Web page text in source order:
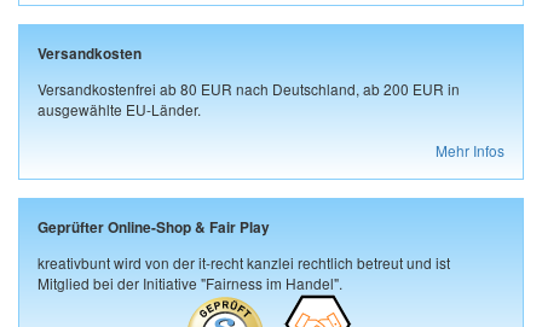
Versandkosten
Versandkostenfrei ab 80 EUR nach Deutschland, ab 200 EUR in
ausgewählte EU-Länder.
Mehr Infos
Geprüfter Online-Shop & Fair Play
kreativbunt wird von der it-recht kanzlei rechtlich betreut und ist
Mitglied bei der Initiative "Fairness im Handel".